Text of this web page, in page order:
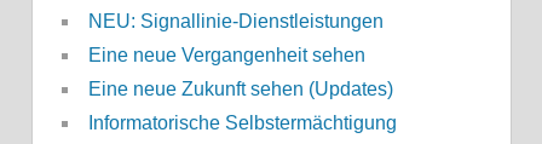
NEU: Signallinie-Dienstleistungen
Eine neue Vergangenheit sehen
Eine neue Zukunft sehen (Updates)
Informatorische Selbstermächtigung